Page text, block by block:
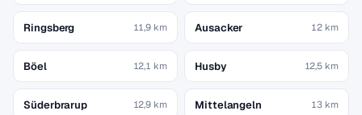
Ringsberg 11,9 km Ausacker 12 km
Böel 12,1 km Husby 12,5 km
Süderbrarup 12,9 km Mittelangeln 13 km